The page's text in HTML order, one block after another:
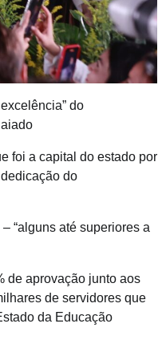
do
foi a capital do estado por
do
“alguns até superiores a
de aprovação junto aos
de servidores que
da Educação